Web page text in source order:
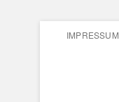
IMPRESSUM